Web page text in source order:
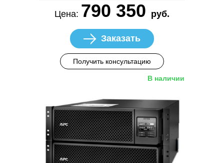
Цена: 790 350 руб.
Заказать
Получить консультацию
В наличии